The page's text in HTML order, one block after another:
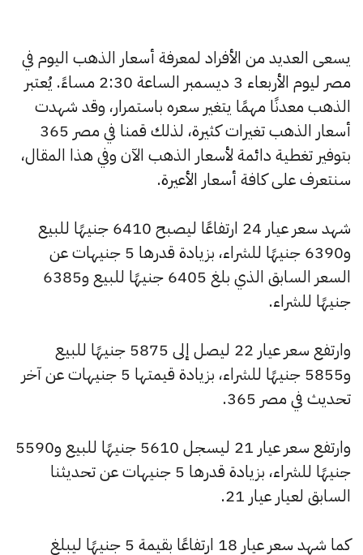
يسعى العديد من الأفراد لمعرفة أسعار الذهب اليوم في
مصر ليوم الأربعاء 3 ديسمبر الساعة 2:30 مساءً. يُعتبر
الذهب معدنًا مهمًا يتغير سعره باستمرار، وقد شهدت
أسعار الذهب تغيرات كثيرة، لذلك قمنا في مصر 365
بتوفير تغطية دائمة لأسعار الذهب الآن وفي هذا المقال،
سنتعرف على كافة أسعار الأعيرة.
شهد سعر عيار 24 ارتفاعًا ليصبح 6410 جنيهًا للبيع
و6390 جنيهًا للشراء، بزيادة قدرها 5 جنيهات عن
السعر السابق الذي بلغ 6405 جنيهًا للبيع و6385
جنيهًا للشراء.
وارتفع سعر عيار 22 ليصل إلى 5875 جنيهًا للبيع
و5855 جنيهًا للشراء، بزيادة قيمتها 5 جنيهات عن آخر
تحديث في مصر 365.
وارتفع سعر عيار 21 ليسجل 5610 جنيهًا للبيع و5590
جنيهًا للشراء، بزيادة قدرها 5 جنيهات عن تحديثنا
السابق لعيار عيار 21.
كما شهد سعر عيار 18 ارتفاعًا بقيمة 5 جنيهًا ليبلغ